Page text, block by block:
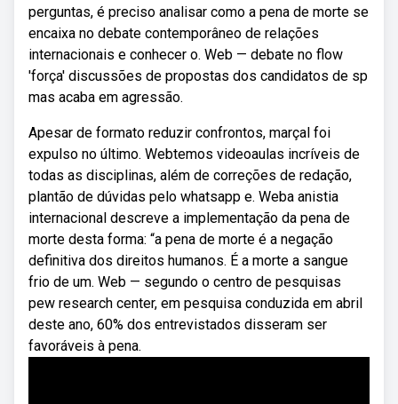
perguntas, é preciso analisar como a pena de morte se
encaixa no debate contemporâneo de relações
internacionais e conhecer o. Web — debate no flow
'força' discussões de propostas dos candidatos de sp
mas acaba em agressão.
Apesar de formato reduzir confrontos, marçal foi
expulso no último. Webtemos videoaulas incríveis de
todas as disciplinas, além de correções de redação,
plantão de dúvidas pelo whatsapp e. Weba anistia
internacional descreve a implementação da pena de
morte desta forma: “a pena de morte é a negação
definitiva dos direitos humanos. É a morte a sangue
frio de um. Web — segundo o centro de pesquisas
pew research center, em pesquisa conduzida em abril
deste ano, 60% dos entrevistados disseram ser
favoráveis à pena.